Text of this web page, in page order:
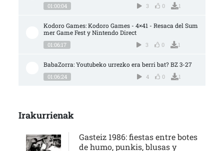
01:00:04 3 0 1
Kodoro Games: Kodoro Games - 4×41 - Resaca del Sum
mer Game Fest y Nintendo Direct
01:06:17 3 0 1
BabaZorra: Youtubeko urrezko era berri bat? BZ 3-27
01:06:24 4 0 1
Irakurrienak
Gasteiz 1986: fiestas entre botes
de humo, punkis, blusas y